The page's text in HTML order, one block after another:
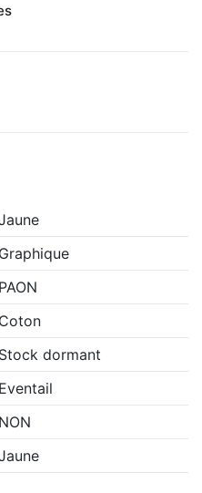
Graphique
PAON
Coton
Stock dormant
Eventail
NON